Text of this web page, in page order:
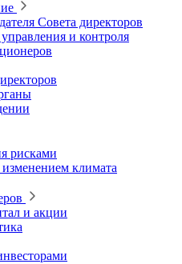
Совета директоров
и контроля
рисками
климата
и акции